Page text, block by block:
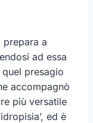
prepara a
ad essa
presagio
accompagnò
più versatile
ed è